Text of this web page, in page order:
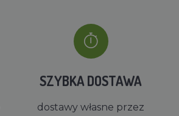
SZYBKA DOSTAWA
dostawy własne przez